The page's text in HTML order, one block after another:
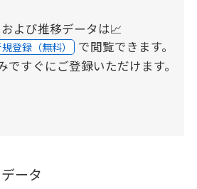
よび推移データは📈
登録（無料） で閲覧できます。
ですぐにご登録いただけます。
ータ